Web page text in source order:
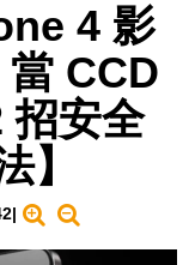
4 影
CCD
招安全
】
|